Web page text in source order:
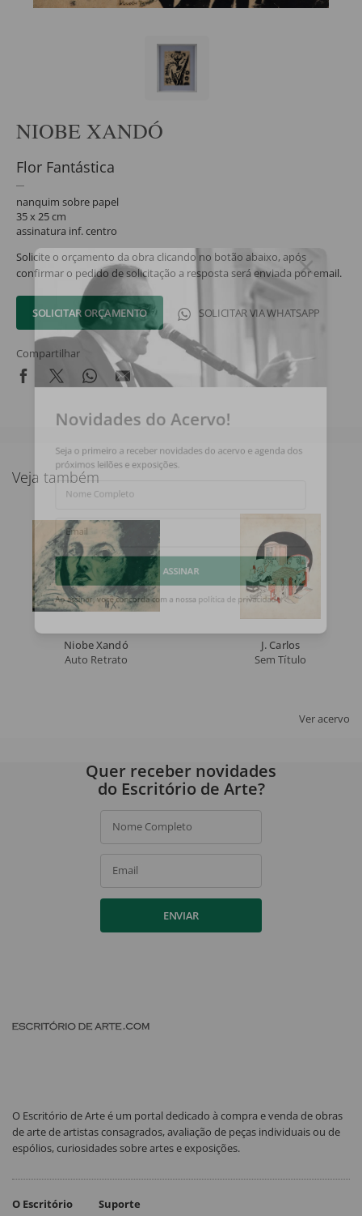
NIOBE XANDÓ
Flor Fantástica
nanquim sobre papel
35 x 25 cm
assinatura inf. centro
Solicite o orçamento da obra clicando no botão abaixo, após
confirmar o pedido de solicitação a resposta será enviada por email.
SOLICITAR ORÇAMENTO SOLICITAR VIA WHATSAPP
Compartilhar
Veja também
Niobe Xandó
Auto Retrato
J. Carlos
Sem Título
Ver acervo
Novidades do Acervo!
Seja o primeiro a receber novidades do acervo e agenda dos
próximos leilões e exposições.
Nome Completo
Email
Quer receber novidades
do Escritório de Arte?
Nome Completo
Email
ENVIAR
O Escritório de Arte é um portal dedicado à compra e venda de obras
de arte de artistas consagrados, avaliação de peças individuais ou de
espólios, curiosidades sobre artes e exposições.
O Escritório Suporte